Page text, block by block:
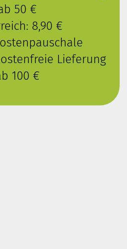
50 €
8,90 €
Lieferung
100 €